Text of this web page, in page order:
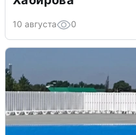
10 августа 0